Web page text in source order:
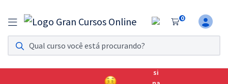
0
Assinatura Ilimitada 11
Acesso a todos os cursos. Teste grátis por 7 dias!
Assinatura OAB Até Passar